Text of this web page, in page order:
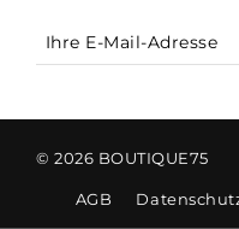
© 2026 BOUTIQUE75
AGB